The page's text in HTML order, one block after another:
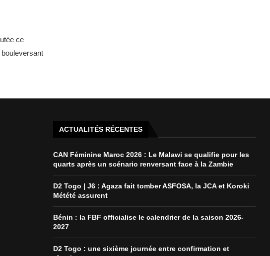
ce
ACTUALITÉS RÉCENTES
CAN Féminine Maroc 2026 : Le Malawi se qualifie pour les
quarts après un scénario renversant face à la Zambie
D2 Togo | J6 : Agaza fait tomber ASFOSA, la JCA et Koroki
Métété assurent
Bénin : la FBF officialise le calendrier de la saison 2026-
2027
D2 Togo : une sixième journée entre confirmation et